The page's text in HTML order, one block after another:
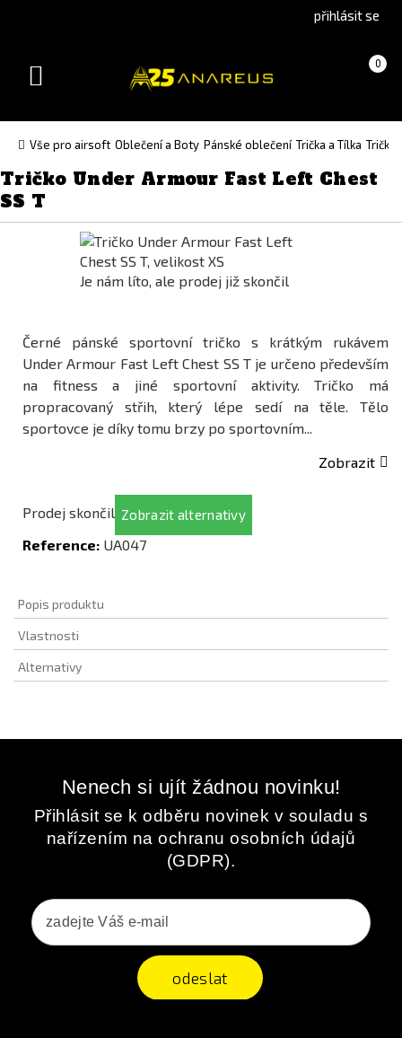
version(Slovak)
přihlásit se
Košík 0
(prázdný)
Toggle
Vše pro airsoft Oblečení a Boty Pánské oblečení Trička a Tílka Trička
Tričko Under Armour Fast Left Chest
SS T
Je nám líto, ale prodej již skončil
Černé pánské sportovní tričko s krátkým rukávem
Under Armour Fast Left Chest SS T je určeno především
na fitness a jiné sportovní aktivity. Tričko má
propracovaný střih, který lépe sedí na těle. Tělo
sportovce je díky tomu brzy po sportovním...
Zobrazit
Prodej skončil Zobrazit alternativy
Reference: UA047
Popis produktu
Vlastnosti
Alternativy
Nenech si ujít žádnou novinku!
Přihlásit se k odběru novinek v souladu s
nařízením na ochranu osobních údajů
(GDPR).
odeslat